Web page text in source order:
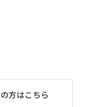
方はこちら